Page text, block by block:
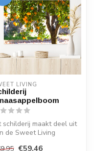
LIVING
schilderij maakt deel uit
de Sweet Living
€59,46